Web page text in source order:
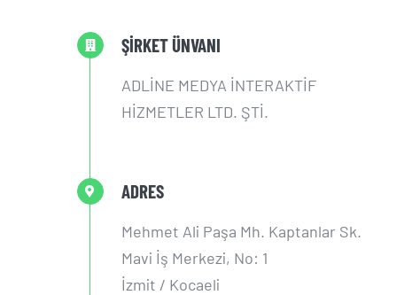
ŞİRKET ÜNVANI
ADLİNE MEDYA İNTERAKTİF
HİZMETLER LTD. ŞTİ.
ADRES
Mehmet Ali Paşa Mh. Kaptanlar Sk.
Mavi İş Merkezi, No: 1
İzmit / Kocaeli